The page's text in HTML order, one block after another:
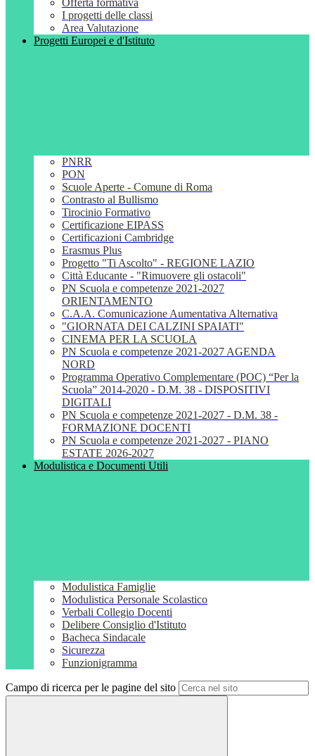
Offerta formativa
I progetti delle classi
Area Valutazione
Progetti Europei e d'Istituto
PNRR
PON
Scuole Aperte - Comune di Roma
Contrasto al Bullismo
Tirocinio Formativo
Certificazione EIPASS
Certificazioni Cambridge
Erasmus Plus
Progetto "Ti Ascolto" - REGIONE LAZIO
Città Educante - "Rimuovere gli ostacoli"
PN Scuola e competenze 2021-2027
ORIENTAMENTO
C.A.A. Comunicazione Aumentativa Alternativa
"GIORNATA DEI CALZINI SPAIATI"
CINEMA PER LA SCUOLA
PN Scuola e competenze 2021-2027 AGENDA
NORD
Programma Operativo Complementare (POC) “Per la
Scuola” 2014-2020 - D.M. 38 - DISPOSITIVI
DIGITALI
PN Scuola e competenze 2021-2027 - D.M. 38 -
FORMAZIONE DOCENTI
PN Scuola e competenze 2021-2027 - PIANO
ESTATE 2026-2027
Modulistica e Documenti Utili
Modulistica Famiglie
Modulistica Personale Scolastico
Verbali Collegio Docenti
Delibere Consiglio d'Istituto
Bacheca Sindacale
Sicurezza
Funzionigramma
Campo di ricerca per le pagine del sito